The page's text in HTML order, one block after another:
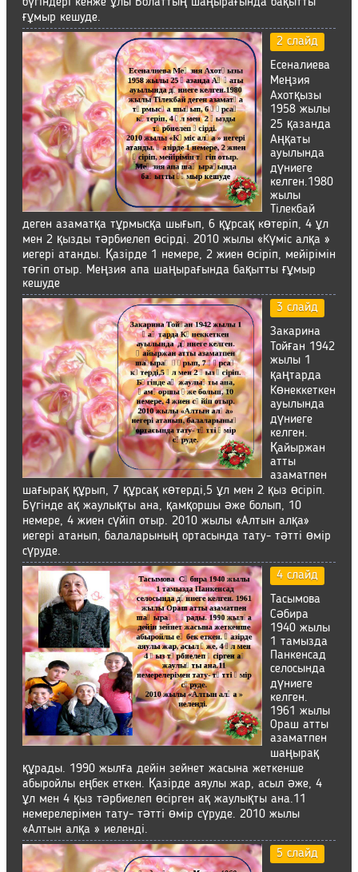
ғұмыр кешуде.
2 слайд
Есеналиева
Меңзия
Ахотқызы
1958 жылы
25 қазанда
Аңқаты
ауылында
дүниеге
келген.1980
жылы
Тілекбай
деген азаматқа тұрмысқа шығып, 6 құрсақ көтеріп, 4 ұл
мен 2 қызды тәрбиелеп өсірді. 2010 жылы «Күміс алқа »
иегері атанды. Қазірде 1 немере, 2 жиен өсіріп, мейірімін
төгіп отыр. Меңзия апа шаңырағында бақытты ғұмыр
кешуде
3 слайд
Закарина
Тойған 1942
жылы 1
қаңтарда
Көнеккеткен
ауылында
дүниеге
келген.
Қайыржан
атты
азаматпен
шағырақ құрып, 7 құрсақ көтерді,5 ұл мен 2 қыз өсіріп.
Бүгінде ақ жаулықты ана, қамқоршы әже болып, 10
немере, 4 жиен сүйіп отыр. 2010 жылы «Алтын алқа»
иегері атанып, балаларының ортасында тату- тәтті өмір
сүруде.
4 слайд
Тасымова
Сәбира
1940 жылы
1 тамызда
Панкенсад
селосында
дүниеге
келген.
1961 жылы
Ораш атты
азаматпен
шаңырақ
құрады. 1990 жылға дейін зейнет жасына жеткенше
абыройлы еңбек еткен. Қазірде аяулы жар, асыл әже, 4
ұл мен 4 қыз тәрбиелеп өсірген ақ жаулықты ана.11
немерелерімен тату- тәтті өмір сүруде. 2010 жылы
«Алтын алқа » иеленді.
5 слайд